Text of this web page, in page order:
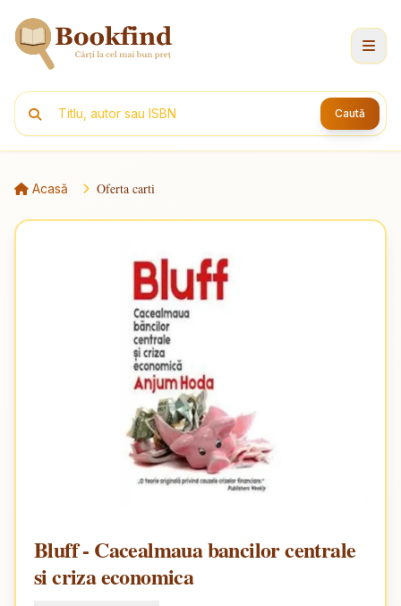
Caută
Acasă Oferta carti
Bluff - Cacealmaua bancilor centrale
si criza economica